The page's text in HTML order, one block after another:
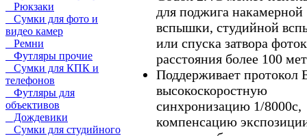
Рюкзаки
Сумки для фото и
видео камер
Ремни
Футляры прочие
Сумки для КПК и
телефонов
Футляры для
объективов
Дождевики
Сумки для студийного
для поджига накамерной
вспышки, студийной
или спуска затвора
расстояния более 100
Поддерживает протокол
высокоскоростную
синхронизацию 1/8000с,
компенсацию